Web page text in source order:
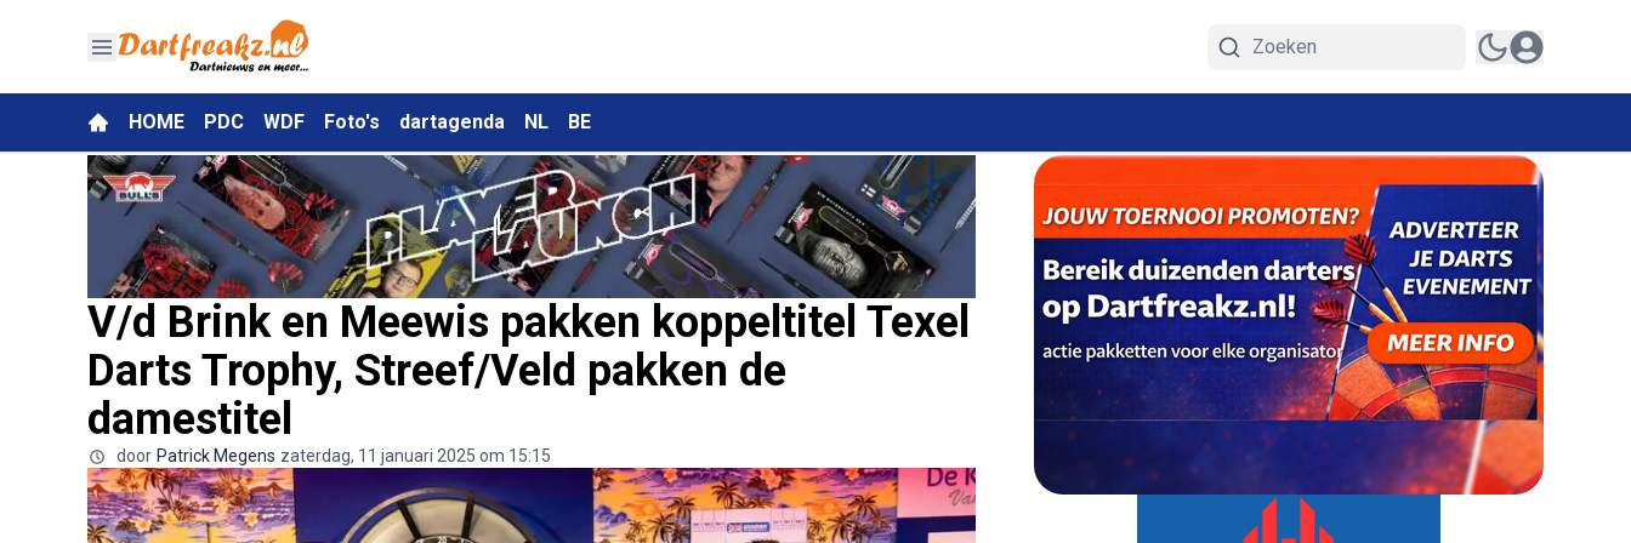
HOME PDC WDF Foto's dartagenda NL BE
V/d Brink en Meewis pakken koppeltitel Texel
Darts Trophy, Streef/Veld pakken de
damestitel
door Patrick Megens zaterdag, 11 januari 2025 om 15:15